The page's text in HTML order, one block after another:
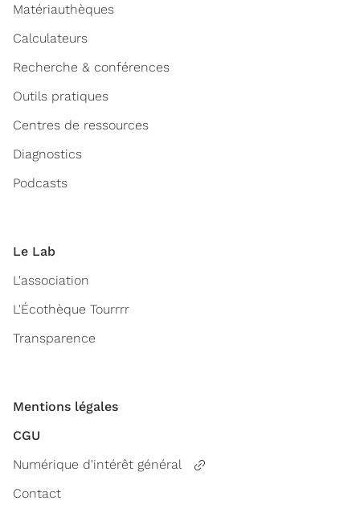
Matériauthèques
Calculateurs
Recherche & conférences
Outils pratiques
Centres de ressources
Diagnostics
Podcasts
Le Lab
L'association
L'Écothèque Tourrrr
Transparence
Mentions légales
CGU
Numérique d'intérêt général
Contact